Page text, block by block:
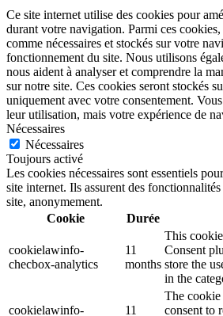
Ce site internet utilise des cookies pour
durant votre navigation. Parmi ces cookies,
comme nécessaires et stockés sur votre
fonctionnement du site. Nous utilisons
nous aident à analyser et comprendre la
sur notre site. Ces cookies seront stockés
uniquement avec votre consentement.
leur utilisation, mais votre expérience de
Nécessaires
Nécessaires
Toujours activé
Les cookies nécessaires sont essentiels
site internet. Ils assurent des
site, anonymement.
Cookie
Durée
cookielawinfo-
checbox-analytics
11
months
This
Consent
store the
in the
cookielawinfo-
11
The
consent to